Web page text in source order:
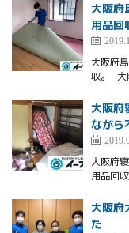
大阪府
用品回
大阪府
収。 大
大阪府
ながら
大阪府
用品回
大阪府
た